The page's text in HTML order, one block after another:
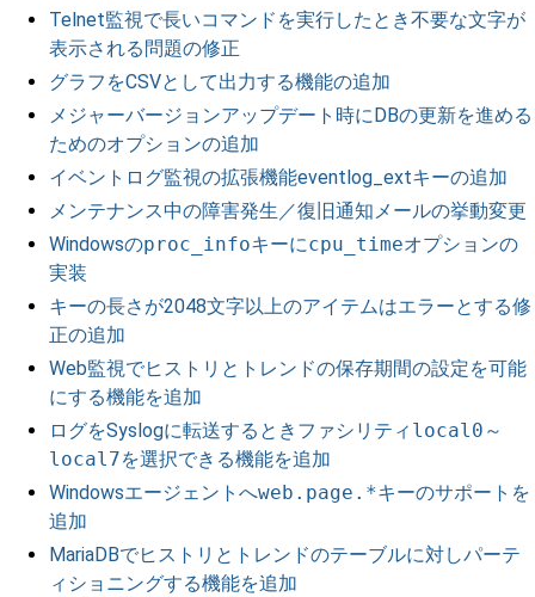
Telnet監視で長いコマンドを実行したとき不要な文字が
表示される問題の修正
グラフをCSVとして出力する機能の追加
メジャーバージョンアップデート時にDBの更新を進める
ためのオプションの追加
イベントログ監視の拡張機能eventlog_extキーの追加
メンテナンス中の障害発生／復旧通知メールの挙動変更
Windowsのproc_infoキーにcpu_timeオプションの
実装
キーの長さが2048文字以上のアイテムはエラーとする修
正の追加
Web監視でヒストリとトレンドの保存期間の設定を可能
にする機能を追加
ログをSyslogに転送するときファシリティ local0 ～
local7を選択できる機能を追加
Windowsエージェントへweb.page.*キーのサポートを
追加
MariaDBでヒストリとトレンドのテーブルに対しパーテ
ィショニングする機能を追加